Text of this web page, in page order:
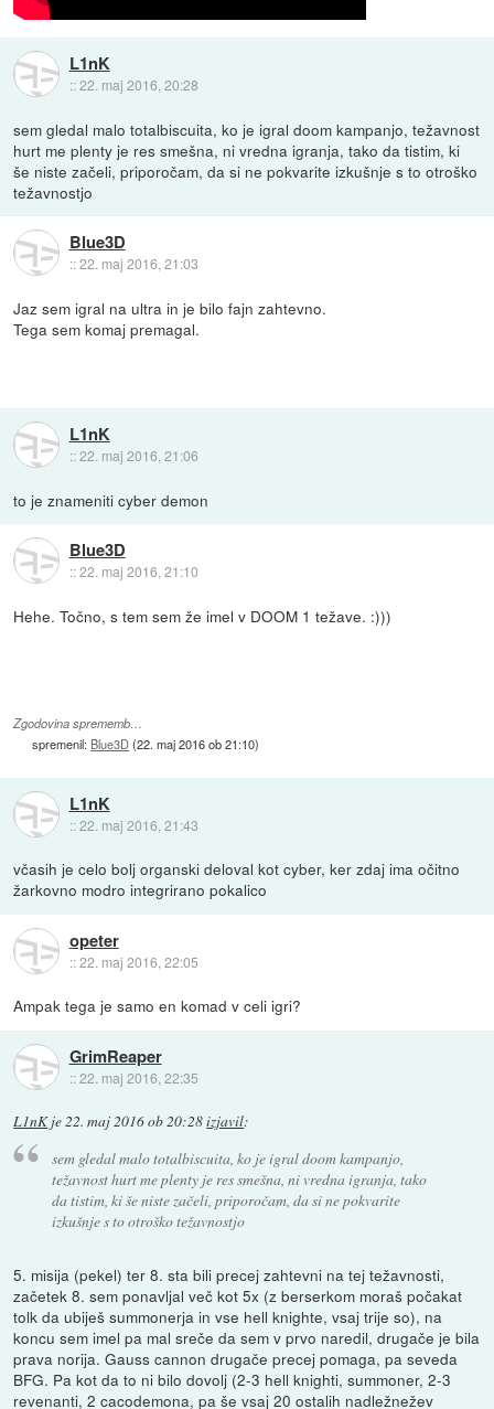
L1nK
::22. maj 2016, 20:28
sem gledal malo totalbiscuita, ko je igral doom kampanjo, težavnost
hurt me plenty je res smešna, ni vredna igranja, tako da tistim, ki
še niste začeli, priporočam, da si ne pokvarite izkušnje s to otroško
težavnostjo
Blue3D
::22. maj 2016, 21:03
Jaz sem igral na ultra in je bilo fajn zahtevno.
Tega sem komaj premagal.
L1nK
::22. maj 2016, 21:06
to je znameniti cyber demon
Blue3D
::22. maj 2016, 21:10
Hehe. Točno, s tem sem že imel v DOOM 1 težave. :)))
Zgodovina sprememb…
spremenil: Blue3D(22. maj 2016 ob 21:10)
L1nK
::22. maj 2016, 21:43
včasih je celo bolj organski deloval kot cyber, ker zdaj ima očitno
žarkovno modro integrirano pokalico
opeter
::22. maj 2016, 22:05
Ampak tega je samo en komad v celi igri?
GrimReaper
::22. maj 2016, 22:35
L1nKje22. maj 2016 ob 20:28izjavil:
sem gledal malo totalbiscuita, ko je igral doom kampanjo,
težavnost hurt me plenty je res smešna, ni vredna igranja, tako
da tistim, ki še niste začeli, priporočam, da si ne pokvarite
izkušnje s to otroško težavnostjo
5. misija (pekel) ter 8. sta bili precej zahtevni na tej težavnosti,
začetek 8. sem ponavljal več kot 5x (z berserkom moraš počakat
tolk da ubiješ summonerja in vse hell knighte, vsaj trije so), na
koncu sem imel pa mal sreče da sem v prvo naredil, drugače je bila
prava norija. Gauss cannon drugače precej pomaga, pa seveda
BFG. Pa kot da to ni bilo dovolj (2-3 hell knighti, summoner, 2-3
revenanti, 2 cacodemona, pa še vsaj 20 ostalih nadležnežev